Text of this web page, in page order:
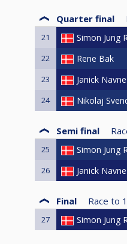
Quarter final
21 Simon Jung
22 Rene Bak
23 Janick Navne
24 Nikolaj
Semi final
25 Simon Jung
26 Janick Navne
Final Race to
27 Simon Jung